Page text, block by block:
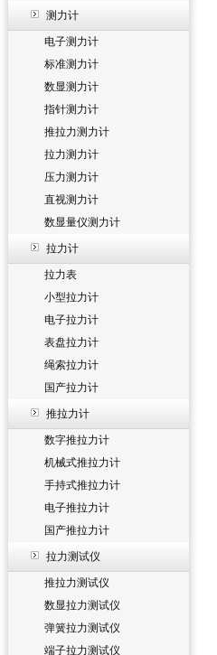
测力计
电子测力计
标准测力计
数显测力计
指针测力计
推拉力测力计
拉力测力计
压力测力计
直视测力计
数显量仪测力计
拉力计
拉力表
小型拉力计
电子拉力计
表盘拉力计
绳索拉力计
国产拉力计
推拉力计
数字推拉力计
机械式推拉力计
手持式推拉力计
电子推拉力计
国产推拉力计
拉力测试仪
推拉力测试仪
数显拉力测试仪
弹簧拉力测试仪
端子拉力测试仪